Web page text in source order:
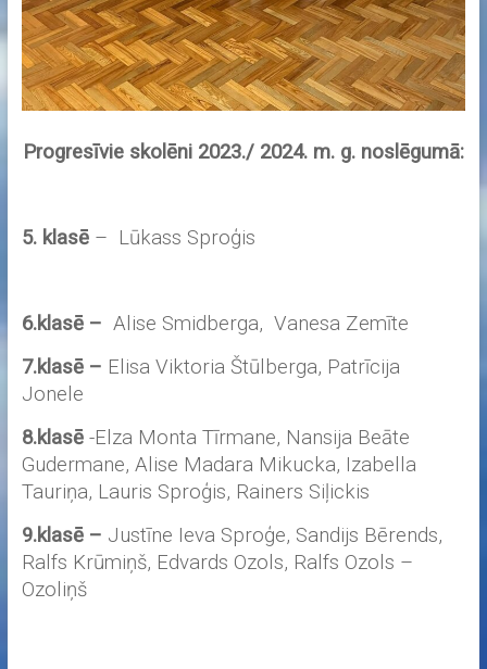
Progresīvie skolēni 2023./ 2024. m. g. noslēgumā:
5. klasē– Lūkass Sproģis
6.klasē – Alise Smidberga, Vanesa Zemīte
7.klasē – Elisa Viktoria Štūlberga, Patrīcija
Jonele
8.klasē-Elza Monta Tīrmane, Nansija Beāte
Gudermane, Alise Madara Mikucka, Izabella
Tauriņa, Lauris Sproģis, Rainers Siļickis
9.klasē – Justīne Ieva Sproģe, Sandijs Bērends,
Ralfs Krūmiņš, Edvards Ozols, Ralfs Ozols –
Ozoliņš